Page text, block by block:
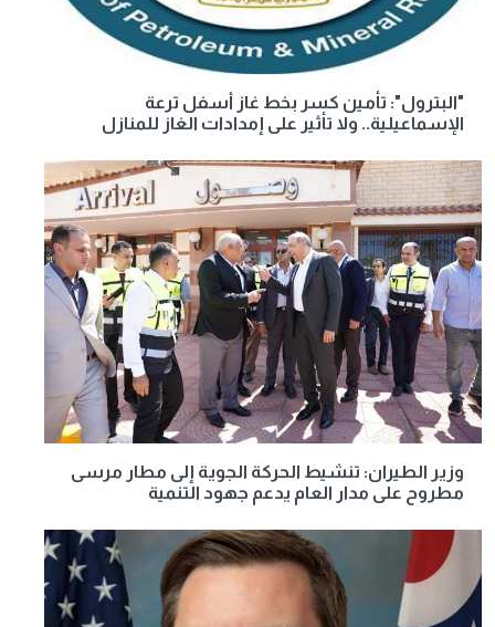
"البترول": تأمين كسر بخط غاز أسفل ترعة
الإسماعيلية.. ولا تأثير على إمدادات الغاز للمنازل
وزير الطيران: تنشيط الحركة الجوية إلى مطار مرسى
مطروح على مدار العام يدعم جهود التنمية